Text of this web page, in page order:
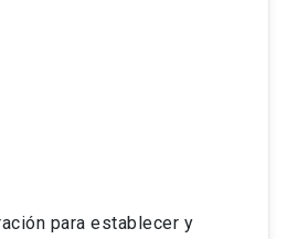
para establecer y